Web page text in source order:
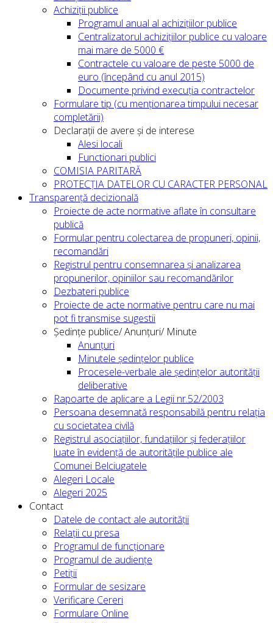
Achiziții publice
Programul anual al achizițiilor publice
Centralizatorul achizițiilor publice cu valoare
mai mare de 5000 €
Contractele cu valoare de peste 5000 de
euro (începând cu anul 2015)
Documente privind execuția contractelor
Formulare tip (cu menționarea timpului necesar
completării)
Declarații de avere și de interese
Alesi locali
Functionari publici
COMISIA PARITARĂ
PROTECȚIA DATELOR CU CARACTER PERSONAL
Transparență decizională
Proiecte de acte normative aflate în consultare
publică
Formular pentru colectarea de propuneri, opinii,
recomandări
Registrul pentru consemnarea și analizarea
propunerilor, opiniilor sau recomandărilor
Dezbateri publice
Proiecte de acte normative pentru care nu mai
pot fi transmise sugestii
Ședințe publice/ Anunțuri/ Minute
Anunțuri
Minutele ședințelor publice
Procesele-verbale ale ședințelor autorității
deliberative
Rapoarte de aplicare a Legii nr.52/2003
Persoana desemnată responsabilă pentru relația
cu societatea civilă
Registrul asociațiilor, fundațiilor și federațiilor
luate în evidență de autoritățile publice ale
Comunei Belciugatele
Alegeri Locale
Alegeri 2025
Contact
Datele de contact ale autorității
Relații cu presa
Programul de funcționare
Programul de audiențe
Petiții
Formular de sesizare
Verificare Cereri
Formulare Online